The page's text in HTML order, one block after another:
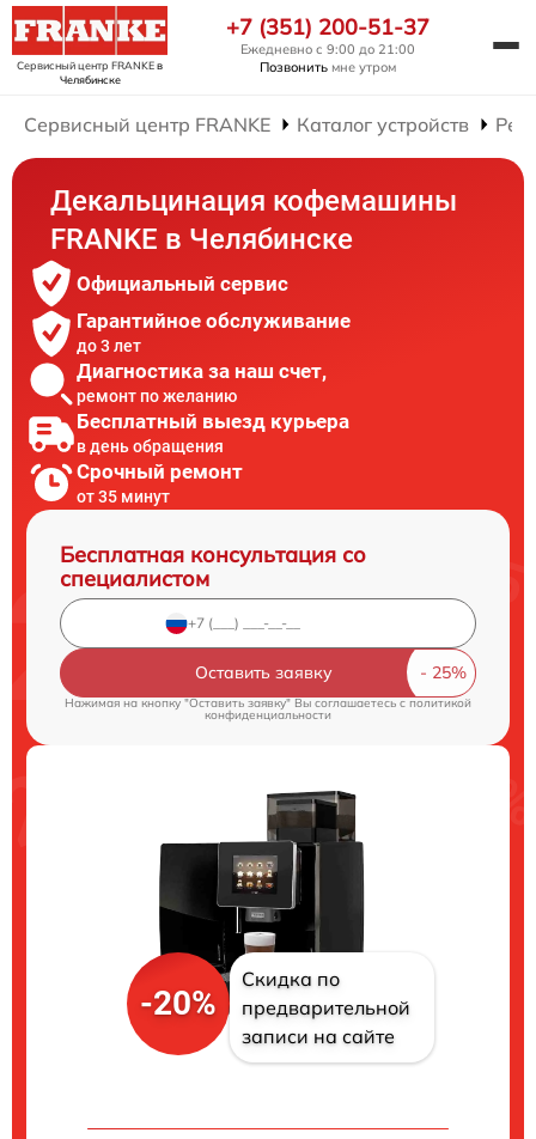
Сервисный центр FRANKEв
Челябинске
+7 (351) 200-51-37
Ежедневно с 9:00 до 21:00
Позвонить мне утром
Сервисный центр FRANKE Каталог устройств
Декальцинация кофемашины
FRANKE в Челябинске
Официальный сервис
Гарантийное обслуживание
до 3 лет
Диагностика за наш счет,
ремонт по желанию
Бесплатный выезд курьера
в день обращения
Срочный ремонт
от 35 минут
Бесплатная консультация со
специалистом
Оставить заявку
Нажимая на кнопку "Оставить заявку" Вы соглашаетесь cполитикой
конфиденциальности
-20%
Скидка по
предварительной
записи на сайте